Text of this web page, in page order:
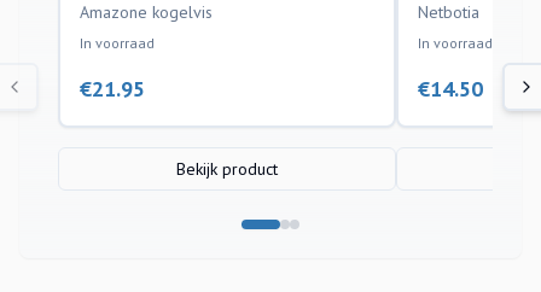
Amazone kogelvis
In voorraad
€21.95
Bekijk product
Netbotia
In voorraad
€14.50